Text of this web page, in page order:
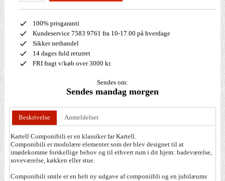
100% prisgaranti
Kundeservice 7583 9761 fra 10-17.00 på hverdage
Sikker nethandel
14 dages fuld returret
FRI fragt v/køb over 3000 kr.
Sendes om:
Sendes mandag morgen
Beskrivelse Anmeldelser
Kartell Componibili er en klassiker far Kartell.
Componibili er modulære elementer som der blev designet til at
imødekomme forskellige behov og til ethvert rum i dit hjem: badeværelse,
soveværelse, køkken eller stue.
Componibili smile er en helt ny udgave af componiibli og en jubilæums